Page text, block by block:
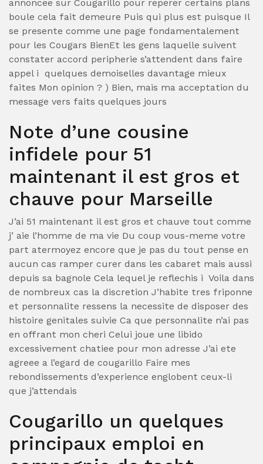
annoncee sur Cougarillo pour reperer certains plans
boule cela fait demeure Puis qui plus est puisque Il
se presente comme une page fondamentalement
pour les Cougars BienEt les gens laquelle suivent
constater accord peripherie s’attendent dans faire
appel i quelques demoiselles davantage mieux
faites Mon opinion ? ) Bien, mais ma acceptation du
message vers faits quelques jours
Note d’une cousine
infidele pour 51
maintenant il est gros et
chauve pour Marseille
J’ai 51 maintenant il est gros et chauve tout comme
j’ aie l’homme de ma vie Du coup vous-meme votre
part atermoyez encore que je pas du tout pense en
aucun cas ramper curer dans les cabaret mais aussi
depuis sa bagnole Cela lequel je reflechis i Voila dans
de nombreux cas la discretion J’habite tres friponne
et personnalite ressens la necessite de disposer des
histoire genitales suivie Ca que personnalite n’ai pas
en offrant mon cheri Celui joue une libido
excessivement chatiee pour mon adresse J’ai ete
agreee a l’egard de cougarillo Faire mes
rebondissements d’experience englobent ceux-li
que j’attendais
Cougarillo un quelques
principaux emploi en